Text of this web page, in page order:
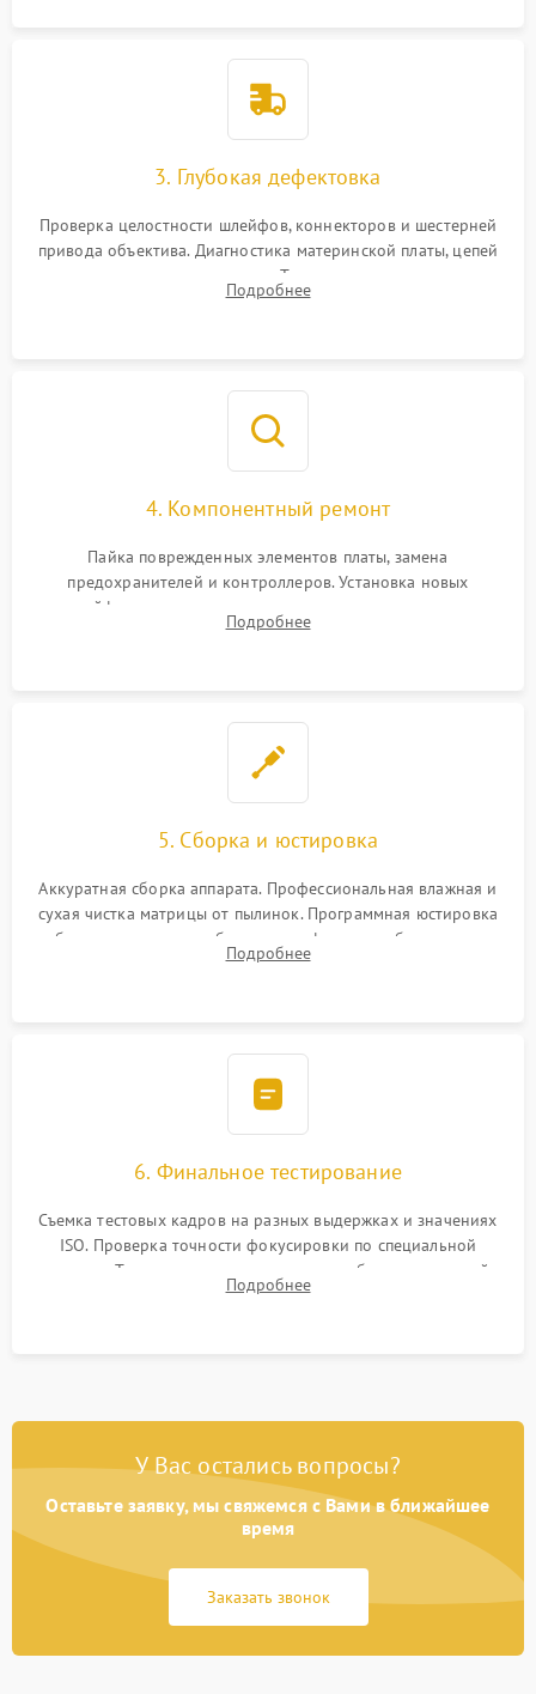
3. Глубокая дефектовка
Проверка целостности шлейфов, коннекторов и шестерней
привода объектива. Диагностика материнской платы, цепей
питания и картоприемника. Тестирование механизма
затвора и блока внутрикамерной стабилизации.
Подробнее
4. Компонентный ремонт
Пайка поврежденных элементов платы, замена
предохранителей и контроллеров. Установка новых
шлейфов, дисплея, механизма затвора или двигателя
автофокуса. Восстановление геометрии тубуса объектива
Подробнее
5. Сборка и юстировка
Аккуратная сборка аппарата. Профессиональная влажная и
сухая чистка матрицы от пылинок. Программная юстировка
рабочего отрезка, калибровка автофокуса, стабилизатора и
экспозамера с помощью сервисного ПО.
Подробнее
6. Финальное тестирование
Съемка тестовых кадров на разных выдержках и значениях
ISO. Проверка точности фокусировки по специальной
мишени. Тест записи на карту памяти, работы встроенной
вспышки, микрофона и всех кнопок управления.
Подробнее
У Вас остались вопросы?
Оставьте заявку, мы свяжемся с Вами в ближайшее
время
Заказать звонок